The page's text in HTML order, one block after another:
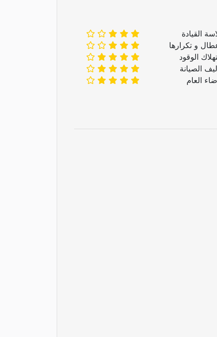
القيادة
و تكرارها
الوقود
الصيانة
العام